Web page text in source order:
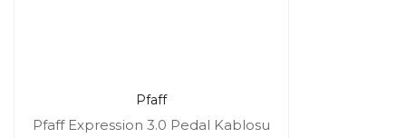
Pfaff
Pfaff Expression 3.0 Pedal Kablosu